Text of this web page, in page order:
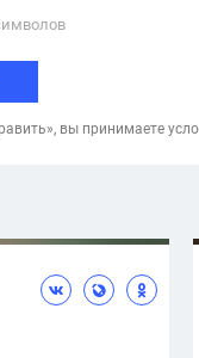
вы принимаете